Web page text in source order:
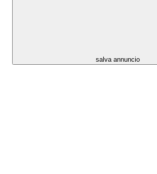
salva annuncio